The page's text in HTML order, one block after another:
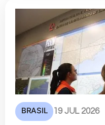
BRASIL 19 JUL 2026